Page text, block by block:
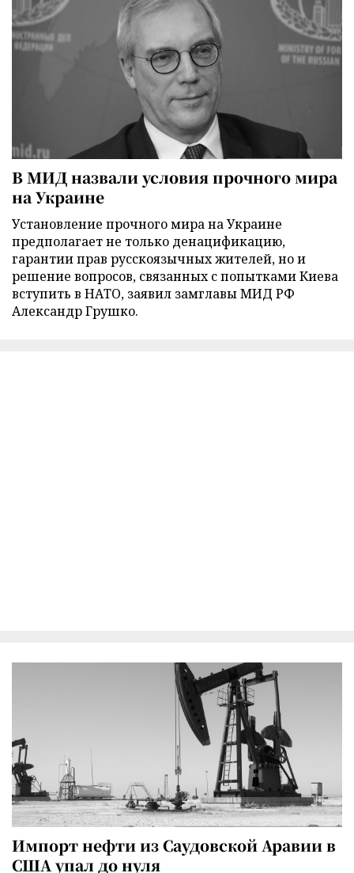
В МИД назвали условия прочного мира
на Украине
Установление прочного мира на Украине
предполагает не только денацификацию,
гарантии прав русскоязычных жителей, но и
решение вопросов, связанных с попытками Киева
вступить в НАТО, заявил замглавы МИД РФ
Александр Грушко.
Импорт нефти из Саудовской Аравии в
США упал до нуля